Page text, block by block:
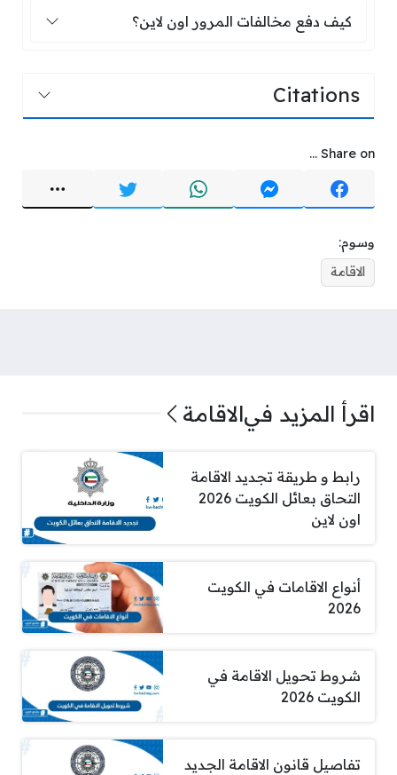
كيف دفع مخالفات المرور اون لاين؟
كيف دفع مخالفات المرور اون لاين؟
Citations
Share on ...
وسوم:
الاقامة
اقرأ المزيد فيالاقامة
رابط و طريقة تجديد الاقامة
التحاق بعائل الكويت 2026
اون لاين
أنواع الاقامات في الكويت
2026
شروط تحويل الاقامة في
الكويت 2026
تفاصيل قانون الاقامة الجديد